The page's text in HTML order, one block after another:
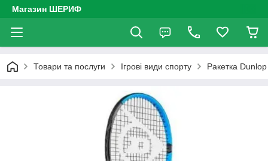
Магазин ШЕРИФ
Товари та послуги Ігрові види спорту Ракетка